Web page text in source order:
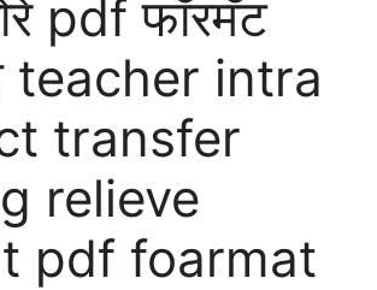
pdf फॉरमॅट
teacher intra
transfer
relieve
pdf foarmat